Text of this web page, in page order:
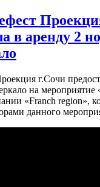
в аренду 2
г.Сочи
на мероприятие
«Franch region»,
данного